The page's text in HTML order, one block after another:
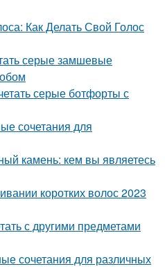
Как Делать Свой Голос
серые замшевые
серые ботфорты с
сочетания для
камень: кем вы являетесь
коротких волос 2023
с другими предметами
сочетания для различных